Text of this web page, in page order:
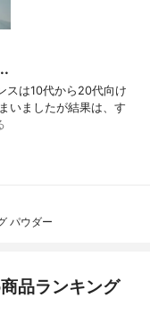
スは10代から20代向け
いましたが結果は、す
パウダー
品ランキング